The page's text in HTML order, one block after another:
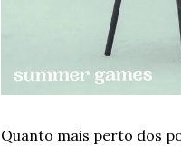
Quanto mais perto dos